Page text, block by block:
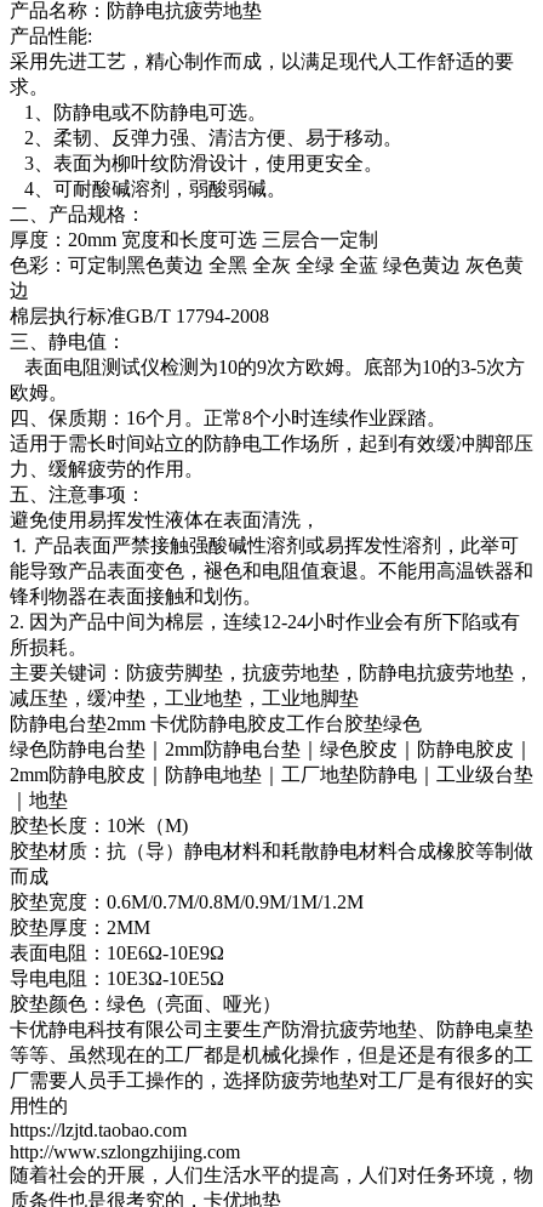
产品名称：防静电抗疲劳地垫
产品性能:
采用先进工艺，精心制作而成，以满足现代人工作舒适的要
求。
1、防静电或不防静电可选。
2、柔韧、反弹力强、清洁方便、易于移动。
3、表面为柳叶纹防滑设计，使用更安全。
4、可耐酸碱溶剂，弱酸弱碱。
二、产品规格：
厚度：20mm 宽度和长度可选 三层合一定制
色彩：可定制黑色黄边 全黑 全灰 全绿 全蓝 绿色黄边 灰色黄
边
棉层执行标准GB/T 17794-2008
三、静电值：
表面电阻测试仪检测为10的9次方欧姆。底部为10的3-5次方
欧姆。
四、保质期：16个月。正常8个小时连续作业踩踏。
适用于需长时间站立的防静电工作场所，起到有效缓冲脚部压
力、缓解疲劳的作用。
五、注意事项：
避免使用易挥发性液体在表面清洗，
⒈ 产品表面严禁接触强酸碱性溶剂或易挥发性溶剂，此举可
能导致产品表面变色，褪色和电阻值衰退。不能用高温铁器和
锋利物器在表面接触和划伤。
2. 因为产品中间为棉层，连续12-24小时作业会有所下陷或有
所损耗。
主要关键词：防疲劳脚垫，抗疲劳地垫，防静电抗疲劳地垫，
减压垫，缓冲垫，工业地垫，工业地脚垫
防静电台垫2mm 卡优防静电胶皮工作台胶垫绿色
绿色防静电台垫｜2mm防静电台垫｜绿色胶皮｜防静电胶皮｜
2mm防静电胶皮｜防静电地垫｜工厂地垫防静电｜工业级台垫
｜地垫
胶垫长度：10米（M)
胶垫材质：抗（导）静电材料和耗散静电材料合成橡胶等制做
而成
胶垫宽度：0.6M/0.7M/0.8M/0.9M/1M/1.2M
胶垫厚度：2MM
表面电阻：10E6Ω-10E9Ω
导电电阻：10E3Ω-10E5Ω
胶垫颜色：绿色（亮面、哑光）
卡优静电科技有限公司主要生产防滑抗疲劳地垫、防静电桌垫
等等、虽然现在的工厂都是机械化操作，但是还是有很多的工
厂需要人员手工操作的，选择防疲劳地垫对工厂是有很好的实
用性的
https://lzjtd.taobao.com
http://www.szlongzhijing.com
随着社会的开展，人们生活水平的提高，人们对任务环境，物
质条件也是很考究的，卡优地垫